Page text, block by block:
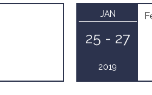
JAN
25 - 27
2019